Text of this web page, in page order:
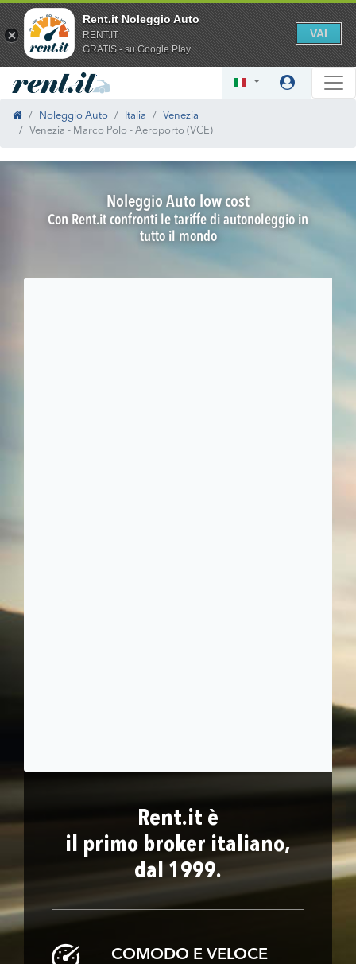
Rent.it Noleggio Auto
RENT.IT
GRATIS - su Google Play
VAI
Noleggio Auto Italia
Venezia
Venezia - Marco Polo - Aeroporto (VCE)
Noleggio Auto low cost
Con Rent.it confronti le tariffe di autonoleggio in
tutto il mondo
Rent.it è
il primo broker italiano,
dal 1999.
COMODO E VELOCE